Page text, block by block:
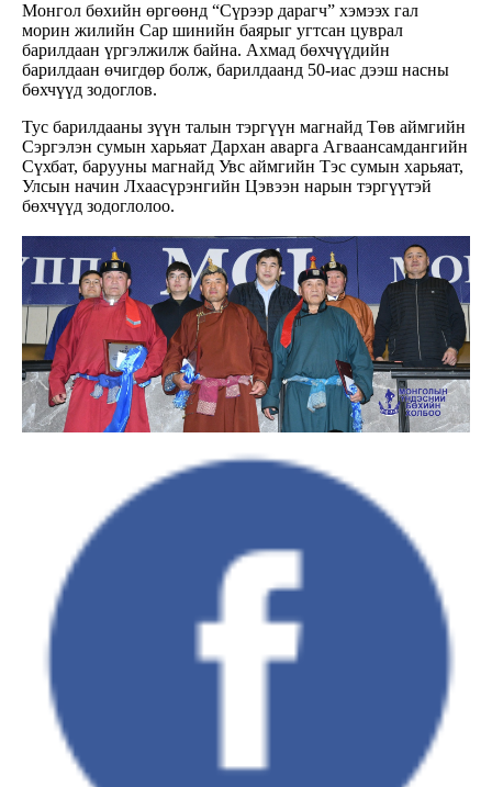
Монгол бөхийн өргөөнд “Сүрээр дарагч” хэмээх гал
морин жилийн Сар шинийн баярыг угтсан цуврал
барилдаан үргэлжилж байна. Ахмад бөхчүүдийн
барилдаан өчигдөр болж, барилдаанд 50-иас дээш насны
бөхчүүд зодоглов.
Тус барилдааны зүүн талын тэргүүн магнайд Төв аймгийн
Сэргэлэн сумын харьяат Дархан аварга Агваансамдангийн
Сүхбат, барууны магнайд Увс аймгийн Тэс сумын харьяат,
Улсын начин Лхаасүрэнгийн Цэвээн нарын тэргүүтэй
бөхчүүд зодоглолоо.